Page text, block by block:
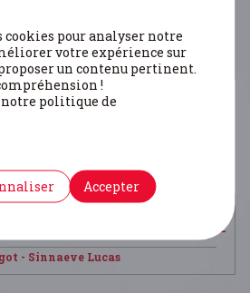
EN CRISE?
- Sinnaeve Lucas
- Sinnaeve Lucas
cookies pour analyser notre
votre expérience sur
un contenu pertinent.
!
politique de
Accepter